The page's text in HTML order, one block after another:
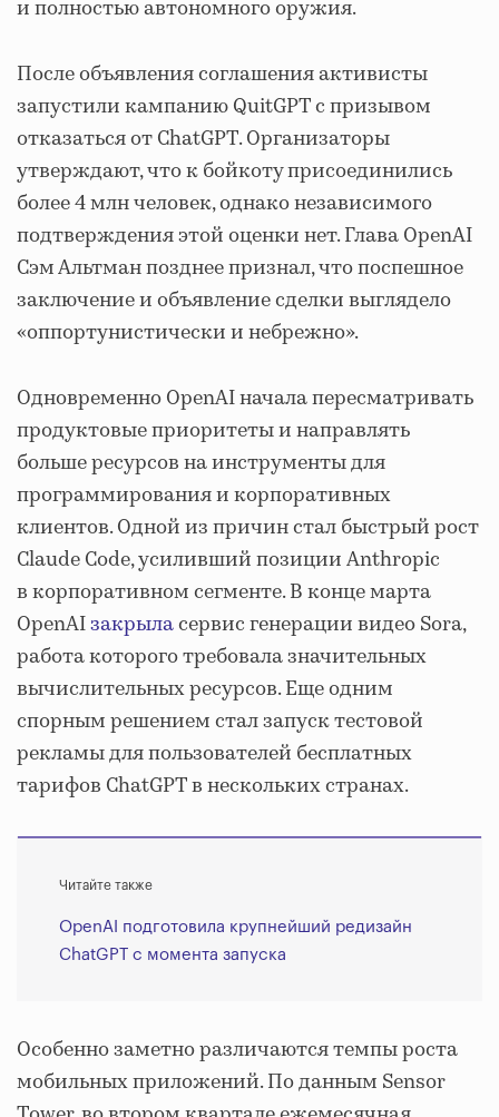
и полностью автономного оружия.
После объявления соглашения активисты
запустили кампанию QuitGPT с призывом
отказаться от ChatGPT. Организаторы
утверждают, что к бойкоту присоединились
более 4 млн человек, однако независимого
подтверждения этой оценки нет. Глава OpenAI
Сэм Альтман позднее признал, что поспешное
заключение и объявление сделки выглядело
«оппортунистически и небрежно».
Одновременно OpenAI начала пересматривать
продуктовые приоритеты и направлять
больше ресурсов на инструменты для
программирования и корпоративных
клиентов. Одной из причин стал быстрый рост
Claude Code, усиливший позиции Anthropic
в корпоративном сегменте. В конце марта
OpenAIзакрыласервис генерации видео Sora,
работа которого требовала значительных
вычислительных ресурсов. Еще одним
спорным решением стал запуск тестовой
рекламы для пользователей бесплатных
тарифов ChatGPT в нескольких странах.
Читайте также
OpenAI подготовила крупнейший редизайн
ChatGPT с момента запуска
Особенно заметно различаются темпы роста
мобильных приложений. По данным Sensor